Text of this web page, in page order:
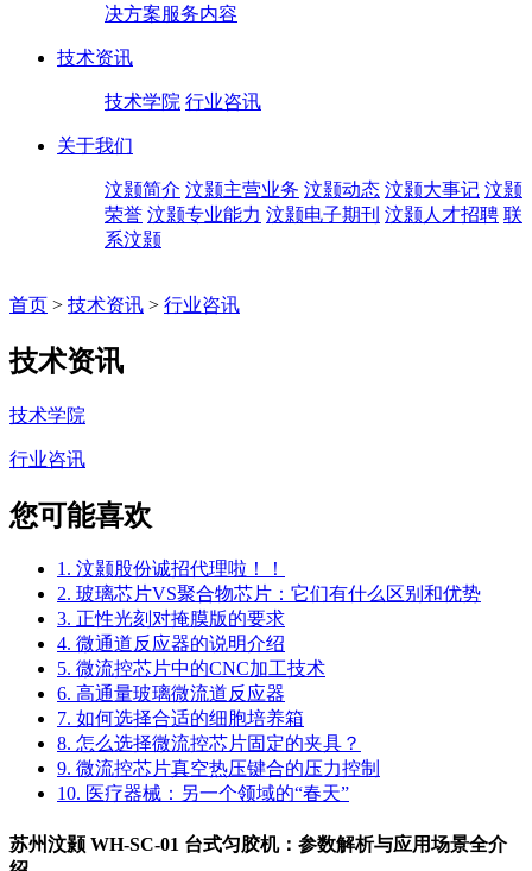
决方案服务内容
技术资讯
技术学院 行业咨讯
关于我们
汶颢简介 汶颢主营业务 汶颢动态 汶颢大事记 汶颢
荣誉 汶颢专业能力 汶颢电子期刊 汶颢人才招聘 联
系汶颢
首页 > 技术资讯 > 行业咨讯
技术资讯
技术学院
行业咨讯
您可能喜欢
1. 汶颢股份诚招代理啦！！
2. 玻璃芯片VS聚合物芯片：它们有什么区别和优势
3. 正性光刻对掩膜版的要求
4. 微通道反应器的说明介绍
5. 微流控芯片中的CNC加工技术
6. 高通量玻璃微流道反应器
7. 如何选择合适的细胞培养箱
8. 怎么选择微流控芯片固定的夹具？
9. 微流控芯片真空热压键合的压力控制
10. 医疗器械：另一个领域的“春天”
苏州汶颢 WH-SC-01 台式匀胶机：参数解析与应用场景全介